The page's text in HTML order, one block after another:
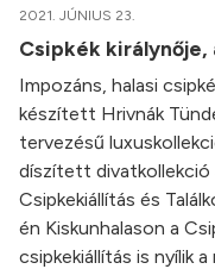
2021. JÚNIUS 23.
Csipkék
Impozáns, halasi
készített Hrivnák
tervezésű
díszített divatkollekció
Csipkekiállítás és
én Kiskunhalason a
csipkekiállítás is nyílik